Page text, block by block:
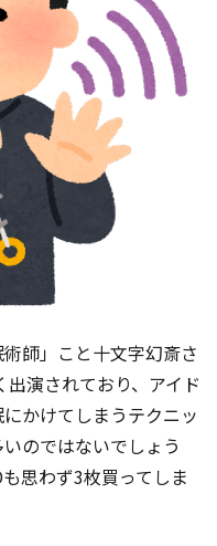
師」こと十文字幻斎さ
演されており、アイド
かけてしまうテクニッ
のではないでしょう
思わず3枚買ってしま